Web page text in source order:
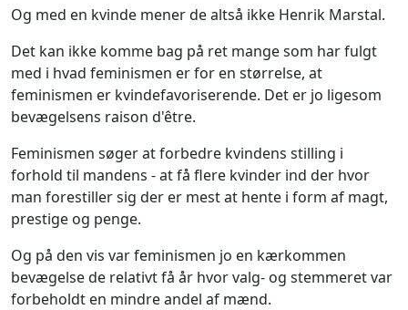
Og med en kvinde mener de altså ikke Henrik Marstal.
Det kan ikke komme bag på ret mange som har fulgt
med i hvad feminismen er for en størrelse, at
feminismen er kvindefavoriserende. Det er jo ligesom
bevægelsens raison d'être.
Feminismen søger at forbedre kvindens stilling i
forhold til mandens - at få flere kvinder ind der hvor
man forestiller sig der er mest at hente i form af magt,
prestige og penge.
Og på den vis var feminismen jo en kærkommen
bevægelse de relativt få år hvor valg- og stemmeret var
forbeholdt en mindre andel af mænd.